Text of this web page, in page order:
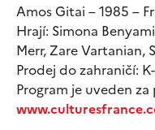
Amos Gitai – 1985 –
Hrají: Simona
Merr, Zare Vartanian,
Prodej do zahraničí:
Program je uveden